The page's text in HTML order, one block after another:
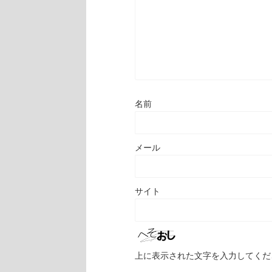
名前
メール
サイト
上に表示された文字を入力してく